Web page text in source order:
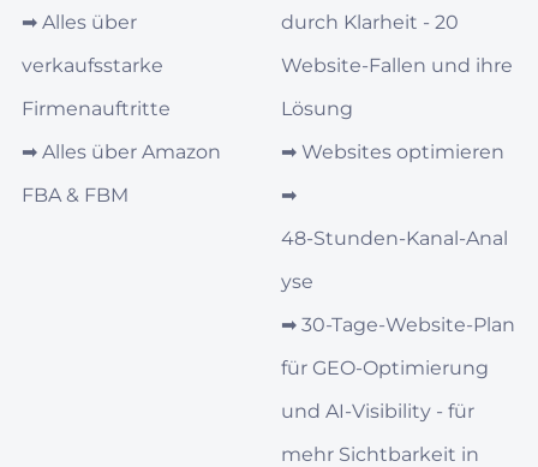
➡︎ Alles über
verkaufsstarke
Firmenauftritte
➡︎ Alles über Amazon
FBA & FBM
durch Klarheit - 20
Website-Fallen und ihre
Lösung
➡︎ Websites optimieren
➡︎
48‑Stunden‑Kanal‑Anal
yse
➡︎ 30‑Tage‑Website-Plan
für GEO‑Optimierung
und AI‑Visibility - für
mehr Sichtbarkeit in